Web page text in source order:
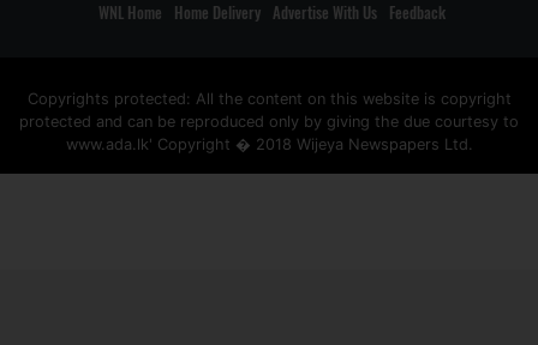
WNL Home Home Delivery Advertise With Us Feedback
Copyrights protected: All the content on this website is copyright
protected and can be reproduced only by giving the due courtesy to
www.ada.lk' Copyright � 2018 Wijeya Newspapers Ltd.